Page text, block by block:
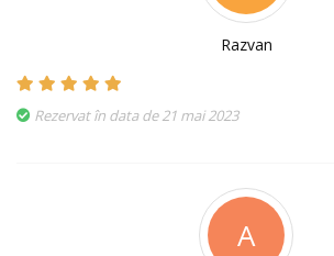
Razvan
Rezervat în data de 21 mai 2023
A